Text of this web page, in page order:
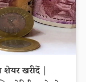
खरीदें |